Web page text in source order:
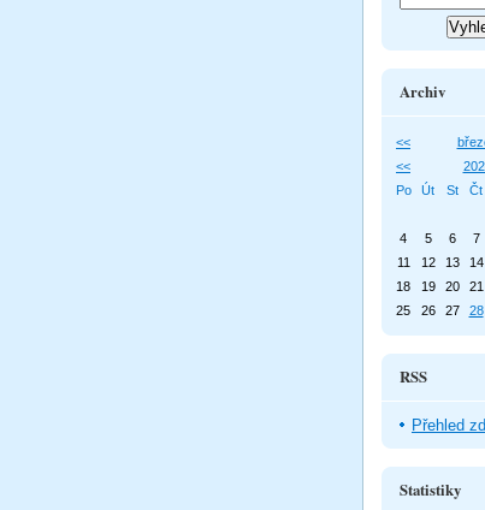
Archiv
<<
<<
Po
Út St Čt
4
5 6 7
11
12 13 14
18
19 20 21
25
26 27 28
RSS
Přehled
Statistiky